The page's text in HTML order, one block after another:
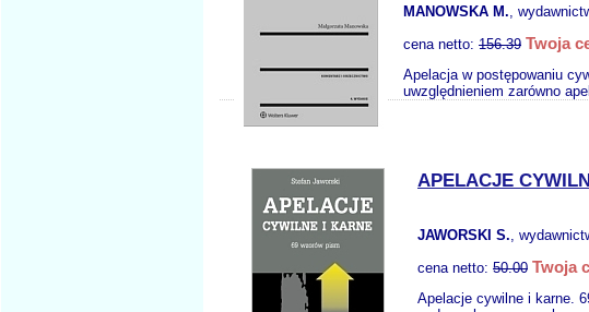
MANOWSKA M.,
cena netto: 156.39 Twoja
Apelacja w postępowaniu
uwzględnieniem zarówno
APELACJE
JAWORSKI S.,
cena netto: 50.00 Twoja
Apelacje cywilne i karne.